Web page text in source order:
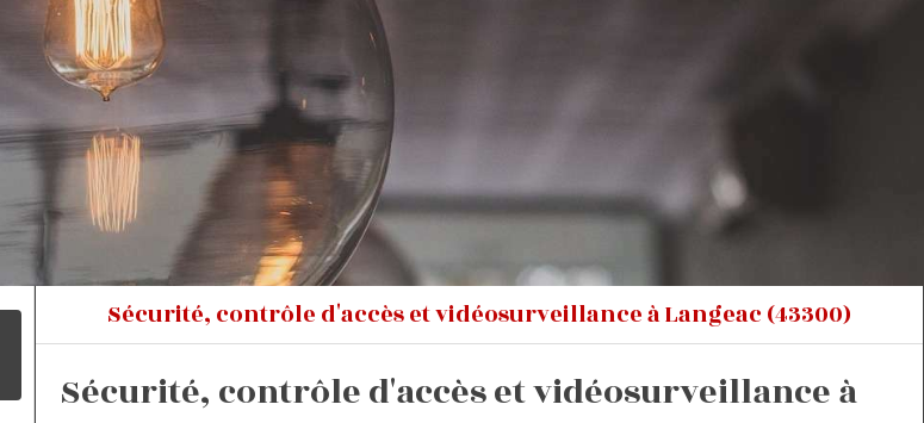
Sécurité, contrôle d'accès et vidéosurveillance à Langeac (43300)
Sécurité, contrôle d'accès et vidéosurveillance à